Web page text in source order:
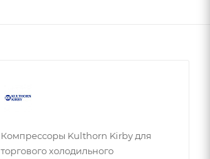
Компрессоры Kulthorn Kirby для
торгового холодильного